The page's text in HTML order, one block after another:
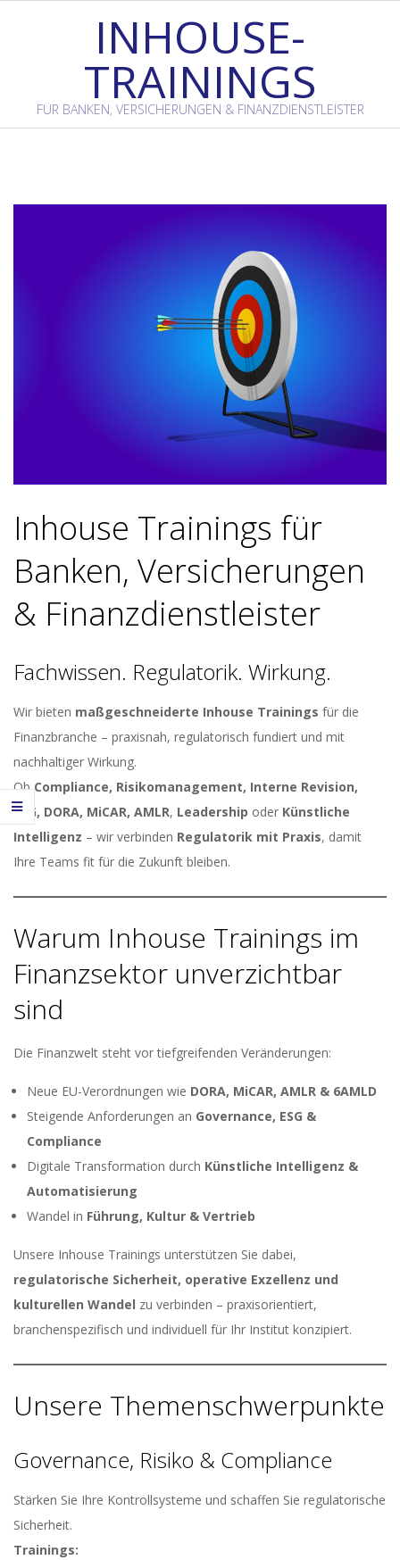
INHOUSE-
TRAININGS
FÜR BANKEN, VERSICHERUNGEN & FINANZDIENSTLEISTER
Inhouse Trainings für
Banken, Versicherungen
& Finanzdienstleister
Fachwissen. Regulatorik. Wirkung.
Wir bieten maßgeschneiderte Inhouse Trainings für die
Finanzbranche – praxisnah, regulatorisch fundiert und mit
nachhaltiger Wirkung.
ObCompliance, Risikomanagement, Interne Revision,
ESG, DORA, MiCAR, AMLR, Leadership oder Künstliche
Intelligenz – wir verbinden Regulatorik mit Praxis, damit
Ihre Teams fit für die Zukunft bleiben.
Warum Inhouse Trainings im
Finanzsektor unverzichtbar
sind
Die Finanzwelt steht vor tiefgreifenden Veränderungen:
Neue EU-Verordnungen wie DORA, MiCAR, AMLR & 6AMLD
Steigende Anforderungen an Governance, ESG &
Compliance
Digitale Transformation durch Künstliche Intelligenz &
Automatisierung
Wandel in Führung, Kultur & Vertrieb
Unsere Inhouse Trainings unterstützen Sie dabei,
regulatorische Sicherheit, operative Exzellenz und
kulturellen Wandel zu verbinden – praxisorientiert,
branchenspezifisch und individuell für Ihr Institut konzipiert.
Unsere Themenschwerpunkte
Governance, Risiko & Compliance
Stärken Sie Ihre Kontrollsysteme und schaffen Sie regulatorische
Sicherheit.
Trainings: